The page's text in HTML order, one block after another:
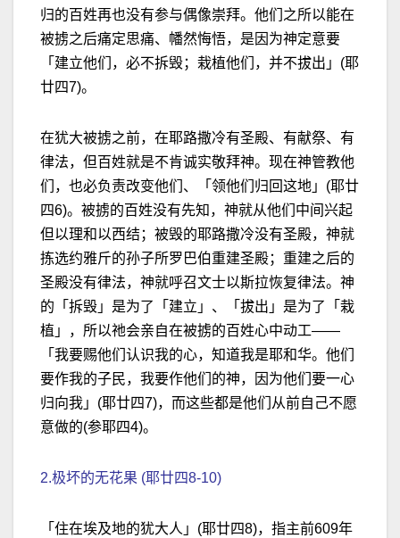
归的百姓再也没有参与偶像崇拜。他们之所以能在
被掳之后痛定思痛、幡然悔悟，是因为神定意要
「建立他们，必不拆毁；栽植他们，并不拔出」(耶
廿四7)。
在犹大被掳之前，在耶路撒冷有圣殿、有献祭、有
律法，但百姓就是不肯诚实敬拜神。现在神管教他
们，也必负责改变他们、「领他们归回这地」(耶廿
四6)。被掳的百姓没有先知，神就从他们中间兴起
但以理和以西结；被毁的耶路撒冷没有圣殿，神就
拣选约雅斤的孙子所罗巴伯重建圣殿；重建之后的
圣殿没有律法，神就呼召文士以斯拉恢复律法。神
的「拆毁」是为了「建立」、「拔出」是为了「栽
植」，所以祂会亲自在被掳的百姓心中动工——
「我要赐他们认识我的心，知道我是耶和华。他们
要作我的子民，我要作他们的神，因为他们要一心
归向我」(耶廿四7)，而这些都是他们从前自己不愿
意做的(参耶四4)。
2.极坏的无花果 (耶廿四8-10)
「住在埃及地的犹大人」(耶廿四8)，指主前609年